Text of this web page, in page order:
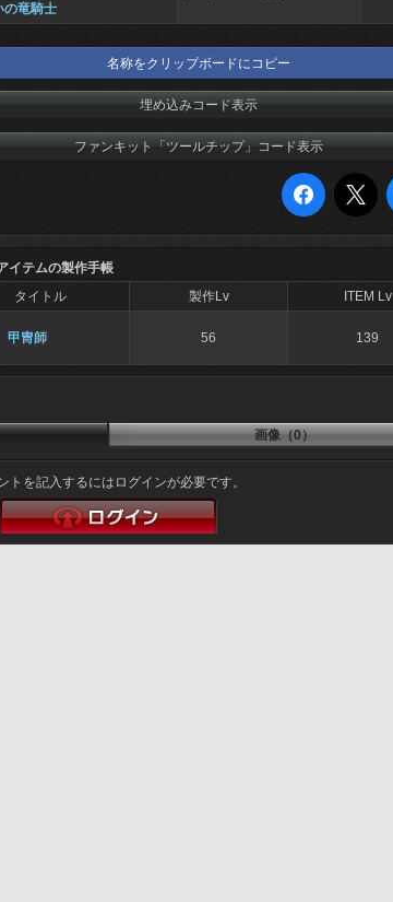
の竜騎士
名称をクリップボードにコピー
埋め込みコード表示
ファンキット「ツールチップ」コード表示
イテムの製作手帳
タイトル
製作Lv ITEM Lv
甲冑師 56 139
画像（0）
トを記入するにはログインが必要です。